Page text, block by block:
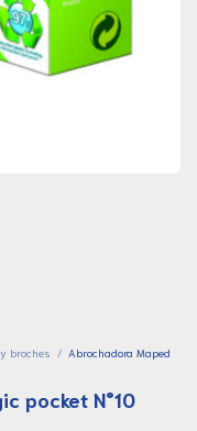
broches / Abrochadora Maped
pocket N°10